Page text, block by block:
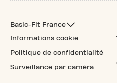
Basic-Fit France
Informations cookie
Politique de confidentialité
Surveillance par caméra